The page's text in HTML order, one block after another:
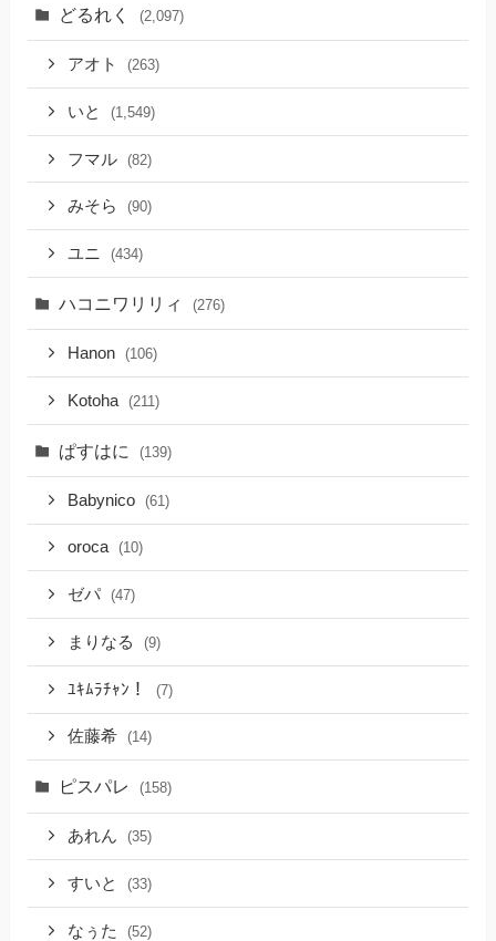
どるれく (2,097)
アオト (263)
いと (1,549)
フマル (82)
みそら (90)
ユニ (434)
ハコニワリリィ (276)
Hanon (106)
Kotoha (211)
ぱすはに (139)
Babynico (61)
oroca (10)
ゼパ (47)
まりなる (9)
ﾕｷﾑﾗﾁｬﾝ！ (7)
佐藤希 (14)
ピスパレ (158)
あれん (35)
すいと (33)
なぅた (52)